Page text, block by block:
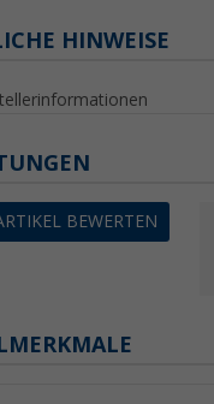
HINWEISE
BEWERTEN